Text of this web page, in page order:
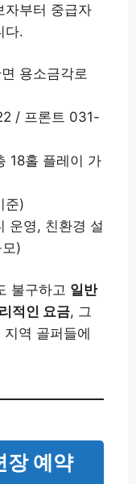
자부터 중급자
다.
용소금각로
/ 프론트 031-
18홀 플레이 가
준)
운영, 친환경 설
)
불구하고 일반
적인 요금, 그
지역 골퍼들에
장 예약